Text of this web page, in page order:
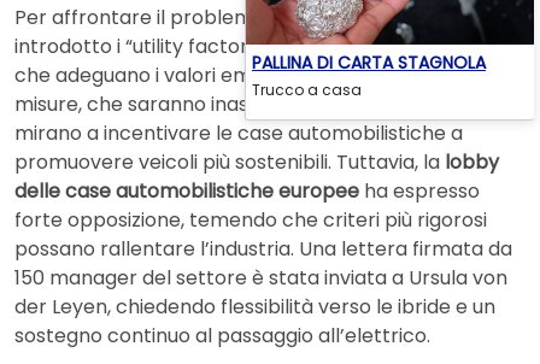
Per affrontare il problema, l’Unione Europea ha
introdotto i “utility factor”, coefficienti di correzione
che adeguano i valori emissivi delle PHEV. Queste
misure, che saranno inasprite tra il 2025 e il 2027,
mirano a incentivare le case automobilistiche a
promuovere veicoli più sostenibili. Tuttavia, la lobby
delle case automobilistiche europee ha espresso
forte opposizione, temendo che criteri più rigorosi
possano rallentare l’industria. Una lettera firmata da
150 manager del settore è stata inviata a Ursula von
der Leyen, chiedendo flessibilità verso le ibride e un
sostegno continuo al passaggio all’elettrico.
PALLINA DI CARTA STAGNOLA
Trucco a casa